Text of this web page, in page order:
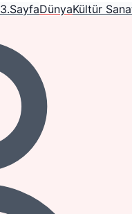
3.SayfaDünyaKültür